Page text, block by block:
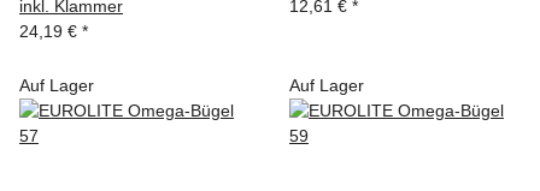
inkl. Klammer
24,19 € *
12,61 € *
Auf Lager Auf Lager